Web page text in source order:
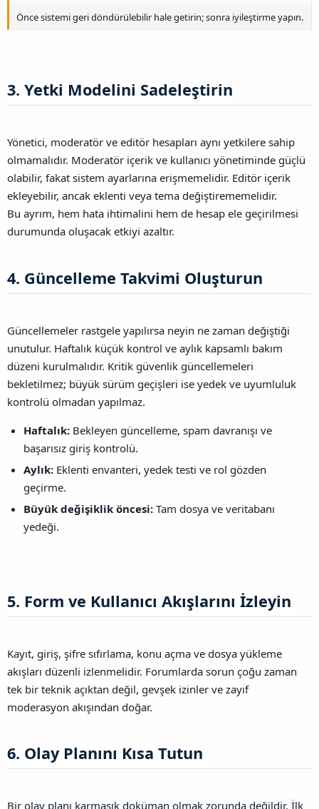
Önce sistemi geri döndürülebilir hale getirin; sonra iyileştirme yapın.
3. Yetki Modelini Sadeleştirin​
Yönetici, moderatör ve editör hesapları aynı yetkilere sahip
olmamalıdır. Moderatör içerik ve kullanıcı yönetiminde güçlü
olabilir, fakat sistem ayarlarına erişmemelidir. Editör içerik
ekleyebilir, ancak eklenti veya tema değiştirememelidir.
Bu ayrım, hem hata ihtimalini hem de hesap ele geçirilmesi
durumunda oluşacak etkiyi azaltır.
4. Güncelleme Takvimi Oluşturun​
Güncellemeler rastgele yapılırsa neyin ne zaman değiştiği
unutulur. Haftalık küçük kontrol ve aylık kapsamlı bakım
düzeni kurulmalıdır. Kritik güvenlik güncellemeleri
bekletilmez; büyük sürüm geçişleri ise yedek ve uyumluluk
kontrolü olmadan yapılmaz.
Haftalık: Bekleyen güncelleme, spam davranışı ve
başarısız giriş kontrolü.
Aylık: Eklenti envanteri, yedek testi ve rol gözden
geçirme.
Büyük değişiklik öncesi: Tam dosya ve veritabanı
yedeği.
5. Form ve Kullanıcı Akışlarını İzleyin​
Kayıt, giriş, şifre sıfırlama, konu açma ve dosya yükleme
akışları düzenli izlenmelidir. Forumlarda sorun çoğu zaman
tek bir teknik açıktan değil, gevşek izinler ve zayıf
moderasyon akışından doğar.
6. Olay Planını Kısa Tutun​
Bir olay planı karmaşık doküman olmak zorunda değildir. İlk